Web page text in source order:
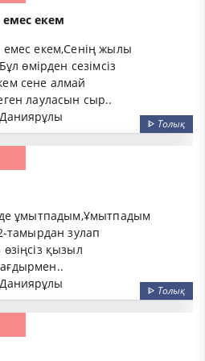
екем
екем,Сенің жылы
өмірден сезімсіз
сене алмай
лауласын сыр..
ᐈ Толық
ұмытпадым,Ұмытпадым
тамырдан зулап
қызыл
ᐈ Толық